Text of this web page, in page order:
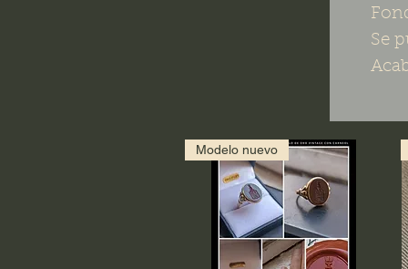
Se
Modelo nuevo